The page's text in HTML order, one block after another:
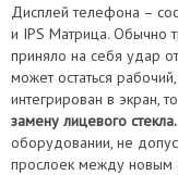
Дисплей телефона –
и IPS Матрица. Обычно
приняло на себя удар
может остаться
интегрирован в экран,
замену лицевого стекла.
оборудовании, не
прослоек между новым